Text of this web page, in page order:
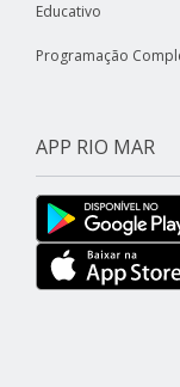
Educativo
Programação
APP RIO MAR